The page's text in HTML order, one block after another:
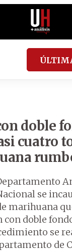
doble
cuatro
se
marihuana
con doble
se
de